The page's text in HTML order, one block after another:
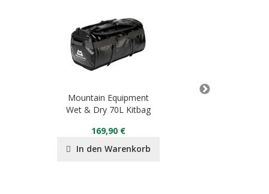
Mountain Equipment
Wet & Dry 70L Kitbag
169,90 €
In den Warenkorb